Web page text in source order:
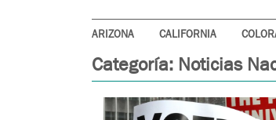
ARIZONA CALIFORNIA
Categoría: Noticias